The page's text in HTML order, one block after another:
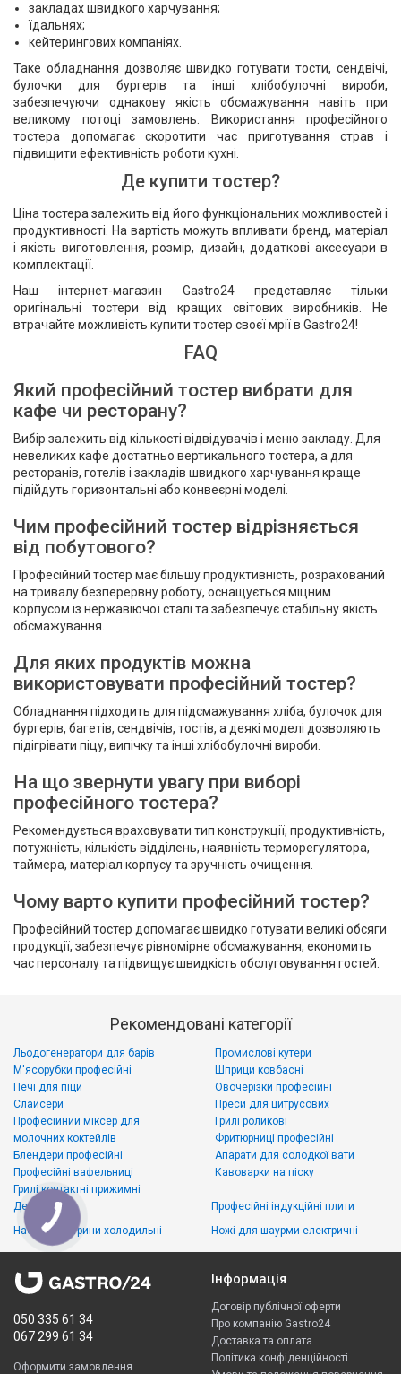
закладах швидкого харчування;
їдальнях;
кейтерингових компаніях.
Таке обладнання дозволяє швидко готувати тости, сендвічі,
булочки для бургерів та інші хлібобулочні вироби,
забезпечуючи однакову якість обсмажування навіть при
великому потоці замовлень. Використання професійного
тостера допомагає скоротити час приготування страв і
підвищити ефективність роботи кухні.
Де купити тостер?
Ціна тостера залежить від його функціональних можливостей і
продуктивності. На вартість можуть впливати бренд, матеріал
і якість виготовлення, розмір, дизайн, додаткові аксесуари в
комплектації.
Наш інтернет-магазин Gastro24 представляє тільки
оригінальні тостери від кращих світових виробників. Не
втрачайте можливість купити тостер своєї мрії в Gastro24!
FAQ
Який професійний тостер вибрати для
кафе чи ресторану?
Вибір залежить від кількості відвідувачів і меню закладу. Для
невеликих кафе достатньо вертикального тостера, а для
ресторанів, готелів і закладів швидкого харчування краще
підійдуть горизонтальні або конвеєрні моделі.
Чим професійний тостер відрізняється
від побутового?
Професійний тостер має більшу продуктивність, розрахований
на тривалу безперервну роботу, оснащується міцним
корпусом із нержавіючої сталі та забезпечує стабільну якість
обсмажування.
Для яких продуктів можна
використовувати професійний тостер?
Обладнання підходить для підсмажування хліба, булочок для
бургерів, багетів, сендвічів, тостів, а деякі моделі дозволяють
підігрівати піцу, випічку та інші хлібобулочні вироби.
На що звернути увагу при виборі
професійного тостера?
Рекомендується враховувати тип конструкції, продуктивність,
потужність, кількість відділень, наявність терморегулятора,
таймера, матеріал корпусу та зручність очищення.
Чому варто купити професійний тостер?
Професійний тостер допомагає швидко готувати великі обсяги
продукції, забезпечує рівномірне обсмажування, економить
час персоналу та підвищує швидкість обслуговування гостей.
Рекомендовані категорії
Льодогенератори для барів
М'ясорубки професійні
Печі для піци
Слайсери
Промислові кутери
Шприци ковбасні
Овочерізки професійні
Преси для цитрусових
Професійний міксер для
молочних коктейлів
Блендери професійні
Професійні вафельниці
Грилі контактні прижимні
Грилі роликові
Фритюрниці професійні
Апарати для солодкої вати
Кавоварки на піску
Дегідратори
Настільні вітрини холодильні
Професійні індукційні плити
Ножі для шаурми електричні
050 335 61 34
067 299 61 34
Оформити замовлення
Інформація
Договір публічної оферти
Про компанію Gastro24
Доставка та оплата
Політика конфіденційності